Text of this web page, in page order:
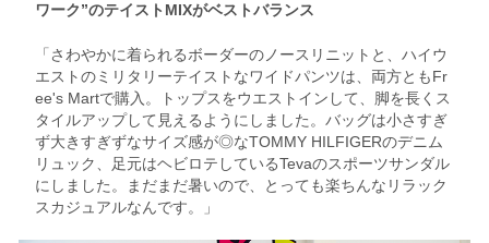
ワーク”のテイストMIXがベストバランス
「さわやかに着られるボーダーのノースリニットと、ハイウ
エストのミリタリーテイストなワイドパンツは、両方ともFr
ee's Martで購入。トップスをウエストインして、脚を長くス
タイルアップして見えるようにしました。バッグは小さすぎ
ず大きすぎずなサイズ感が◎なTOMMY HILFIGERのデニム
リュック、足元はヘビロテしているTevaのスポーツサンダル
にしました。まだまだ暑いので、とっても楽ちんなリラック
スカジュアルなんです。」